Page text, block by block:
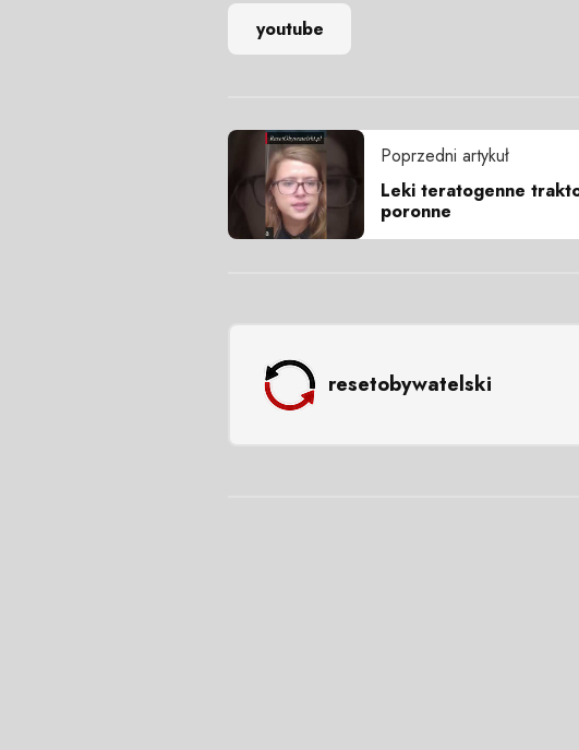
youtube
Poprzedni artykuł
Leki teratogenne
poronne
resetobywatelski